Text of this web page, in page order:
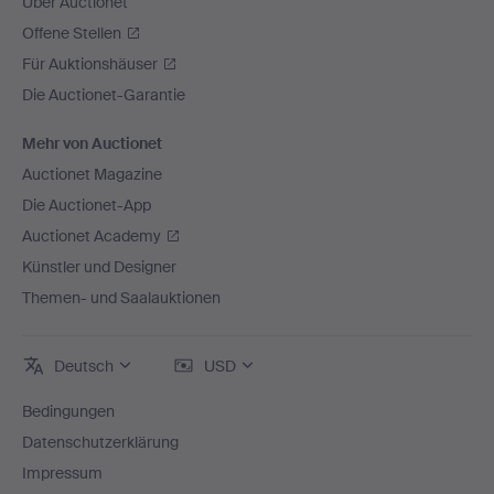
Offene Stellen
Für Auktionshäuser
Die Auctionet-Garantie
Mehr von Auctionet
Auctionet Magazine
Die Auctionet-App
Auctionet Academy
Künstler und Designer
Themen- und Saalauktionen
Deutsch USD
Bedingungen
Datenschutzerklärung
Impressum